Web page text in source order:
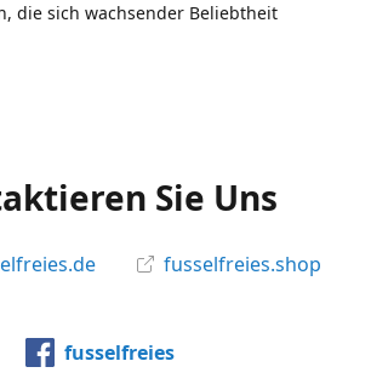
die sich wachsender Beliebtheit
Sie Uns
fusselfreies.shop
fusselfreies